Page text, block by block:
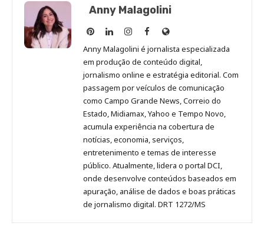
Anny Malagolini
Anny
Malagolini
no
Pinterest
Anny
Malagolini
no
LinkedIn
Anny
Malagolini
no
Instagram
Anny
Malagolini
no
Facebook
Site
de
Anny
Malagolini
Anny Malagolini é jornalista especializada
em produção de conteúdo digital,
jornalismo online e estratégia editorial. Com
passagem por veículos de comunicação
como Campo Grande News, Correio do
Estado, Midiamax, Yahoo e Tempo Novo,
acumula experiência na cobertura de
notícias, economia, serviços,
entretenimento e temas de interesse
público. Atualmente, lidera o portal DCI,
onde desenvolve conteúdos baseados em
apuração, análise de dados e boas práticas
de jornalismo digital. DRT 1272/MS